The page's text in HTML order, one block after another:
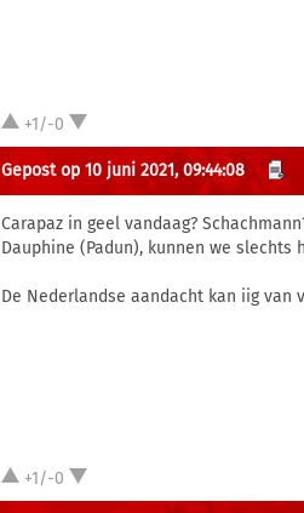
+1/-0
Gepost op 10 juni 2021, 09:44:08
Carapaz in geel vandaag?
Dauphine (Padun), kunnen we slechts
De Nederlandse aandacht kan iig van
+1/-0